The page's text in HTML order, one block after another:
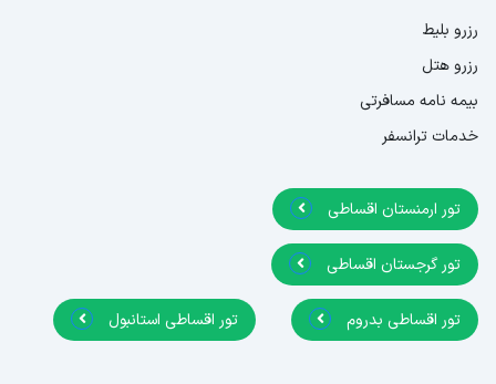
رزرو بلیط
رزرو هتل
بیمه نامه مسافرتی
خدمات ترانسفر
تور ارمنستان اقساطی
تور گرجستان اقساطی
تور اقساطی بدروم تور اقساطی استانبول